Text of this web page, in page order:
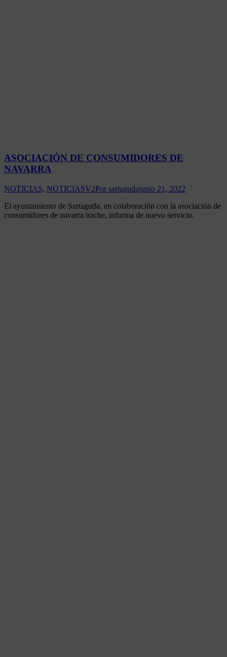
ASOCIACIÓN DE CONSUMIDORES DE
NAVARRA
NOTICIAS, NOTICIASV2Por sartagudajunio 21, 2022
El ayuntamiento de Sartaguda, en colaboración con la asociación de
consumidores de navarra irache, informa de nuevo servicio.